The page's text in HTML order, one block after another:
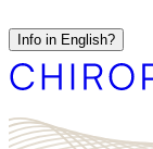
Info in English?